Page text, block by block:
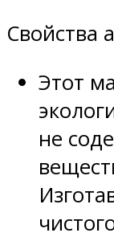
Свойства
Этот
не